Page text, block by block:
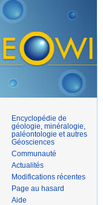
Encyclopédie de
géologie, minéralogie,
paléontologie et autres
Géosciences
Communauté
Actualités
Modifications récentes
Page au hasard
Aide